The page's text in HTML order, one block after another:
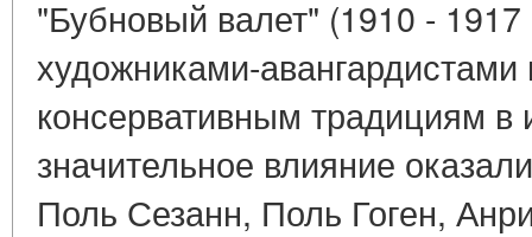
"Бубновый валет" (1910 -
художниками-авангардистами
консервативным традициям в
значительное влияние
Поль Сезанн, Поль Гоген,